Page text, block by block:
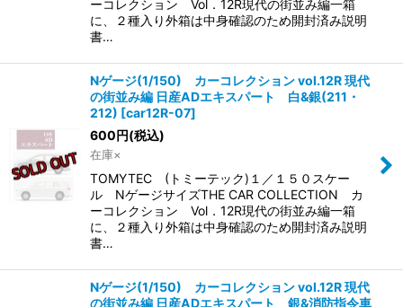
ーコレクション Vol．12R現代の街並み編一箱
に、２種入り外箱は中身確認のため開封済み説明
書…
Nゲージ(1/150) カーコレクション vol.12R 現代
の街並み編 日産ADエキスパート 白&銀(211・
212) [car12R-07]
600円(税込)
在庫×
TOMYTEC (トミーテック)１／１５０スケー
ル NゲージサイズTHE CAR COLLECTION カ
ーコレクション Vol．12R現代の街並み編一箱
に、２種入り外箱は中身確認のため開封済み説明
書…
Nゲージ(1/150) カーコレクション vol.12R 現代
の街並み編 日産ADエキスパート 銀&消防指令車